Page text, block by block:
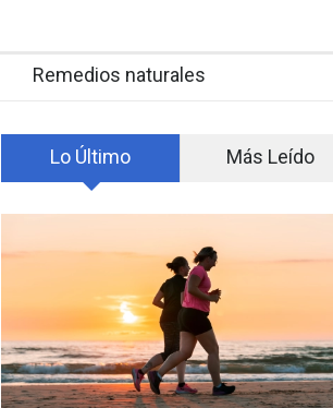
Remedios naturales
Lo Último Más Leído